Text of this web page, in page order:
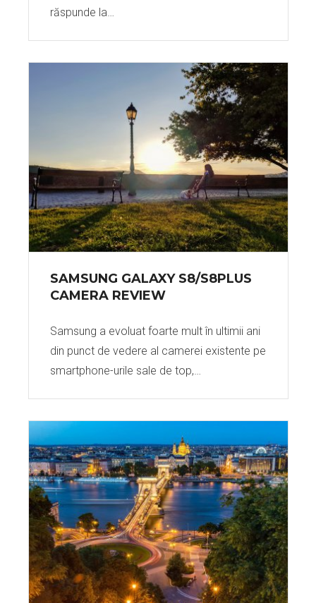
răspunde la…
SAMSUNG GALAXY S8/S8PLUS
CAMERA REVIEW
Samsung a evoluat foarte mult în ultimii ani
din punct de vedere al camerei existente pe
smartphone-urile sale de top,…